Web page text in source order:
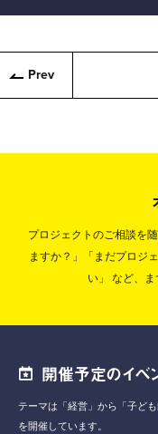
Prev
プロジェクトのご相談を
ますか？」「まだプロジ
い」
など、ま
開催予定のイベ
テーマは「経営」から「子ども
を開催しています。